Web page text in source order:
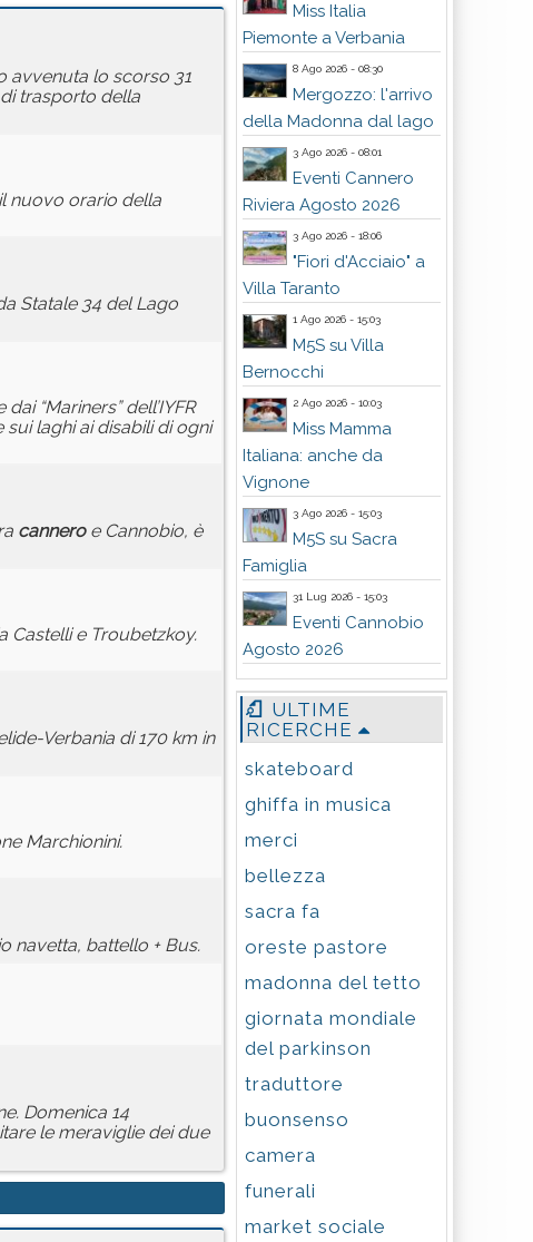
avvenuta lo scorso 31
trasporto della
nuovo orario della
Statale 34 del Lago
“Mariners” dell’IYFR
laghi ai disabili di ogni
canneroe Cannobio, è
Castelli e Troubetzkoy.
Verbania di 170 km in
Marchionini.
navetta, battello + Bus.
Domenica 14
le meraviglie dei due
Miss Italia
Piemonte a Verbania
8 Ago 2026 - 08:30
Mergozzo: l'arrivo
della Madonna dal lago
3 Ago 2026 - 08:01
Eventi Cannero
Riviera Agosto 2026
3 Ago 2026 - 18:06
"Fiori d'Acciaio" a
Villa Taranto
1 Ago 2026 - 15:03
M5S su Villa
Bernocchi
2 Ago 2026 - 10:03
Miss Mamma
Italiana: anche da
Vignone
3 Ago 2026 - 15:03
M5S su Sacra
Famiglia
31 Lug 2026 - 15:03
Eventi Cannobio
Agosto 2026
ULTIME
RICERCHE
skateboard
ghiffa in musica
merci
bellezza
sacra fa
oreste pastore
madonna del tetto
giornata mondiale
del parkinson
traduttore
buonsenso
camera
funerali
market sociale